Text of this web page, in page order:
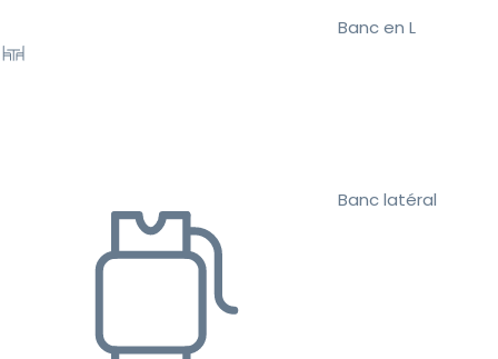
Banc en L
Banc latéral